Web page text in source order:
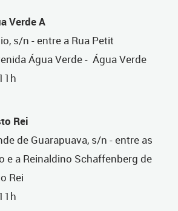
Verde A
s/n - entre a Rua Petit
Água Verde - Água Verde
Rei
de Guarapuava, s/n - entre as
e a Reinaldino Schaffenberg de
Rei